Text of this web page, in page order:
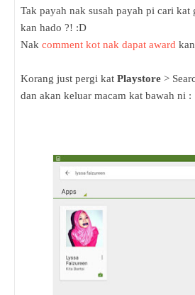
Tak payah nak susah payah pi cari kat
kan hado ?! :D
Nak comment kot nak dapat award
Korang just pergi kat Playstore >
dan akan keluar macam kat bawah ni :